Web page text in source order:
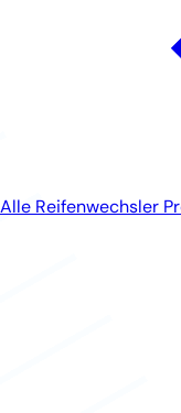
Alle Reifenwechsler